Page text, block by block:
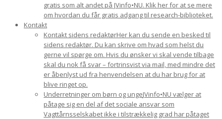
gratis som alt andet på JVinfo•NU. Klik her for at se mere
om hvordan du får gratis adgang til research-biblioteket.
Kontakt
Kontakt sidens redaktørHer kan du sende en besked til
sidens redaktør. Du kan skrive om hvad som helst du
gerne vil spørge om. Hvis du ønsker vi skal vende tilbage
skal du nok få svar – fortrinsvist via mail, med mindre det
er åbenlyst ud fra henvendelsen at du har brug for at
blive ringet op.
Underretninger om børn og ungeJVinfo•NU vælger at
påtage sig en del af det sociale ansvar som
Vagttårnsselskabet ikke i tilstrækkelig grad har påtaget